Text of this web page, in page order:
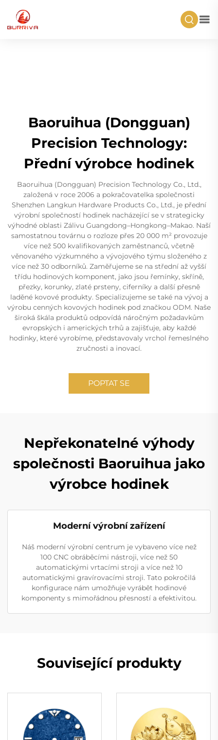
Baoruihua (Dongguan)
Precision Technology:
Přední výrobce hodinek
Baoruihua (Dongguan) Precision Technology Co., Ltd.,
založená v roce 2006 a pokračovatelka společnosti
Shenzhen Langkun Hardware Products Co., Ltd., je přední
výrobní společností hodinek nacházející se v strategicky
výhodné oblasti Zálivu Guangdong–Hongkong–Makao. Naší
samostatnou továrnu o rozloze přes 20 000 m² provozuje
více než 500 kvalifikovaných zaměstnanců, včetně
věnovaného výzkumného a vývojového týmu složeného z
více než 30 odborníků. Zaměřujeme se na střední až vyšší
třídu hodinových komponent, jako jsou řemínky, skříně,
přezky, korunky, zlaté prsteny, ciferníky a další přesně
laděné kovové produkty. Specializujeme se také na vývoj a
výrobu cenných kovových hodinek pod značkou ODM. Naše
široká škála produktů odpovídá náročným požadavkům
evropských i amerických trhů a zajišťuje, aby každé
hodinky, které vyrobíme, představovaly vrchol řemeslného
zručnosti a inovací.
POPTAT SE
Nepřekonatelné výhody
společnosti Baoruihua jako
výrobce hodinek
Moderní výrobní zařízení
Náš moderní výrobní centrum je vybaveno více než
100 CNC obráběcími nástroji, více než 50
automatickými vrtacími stroji a více než 10
automatickými gravírovacími stroji. Tato pokročilá
konfigurace nám umožňuje vyrábět hodinové
komponenty s mimořádnou přesností a efektivitou.
Související produkty